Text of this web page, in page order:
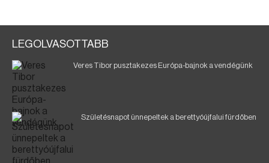
LEGOLVASOTTABB
Veres Tibor pusztakezes Európa-bajnok a vendégünk
Születésnapot ünnepeltek a berettyóújfalui fürdőben